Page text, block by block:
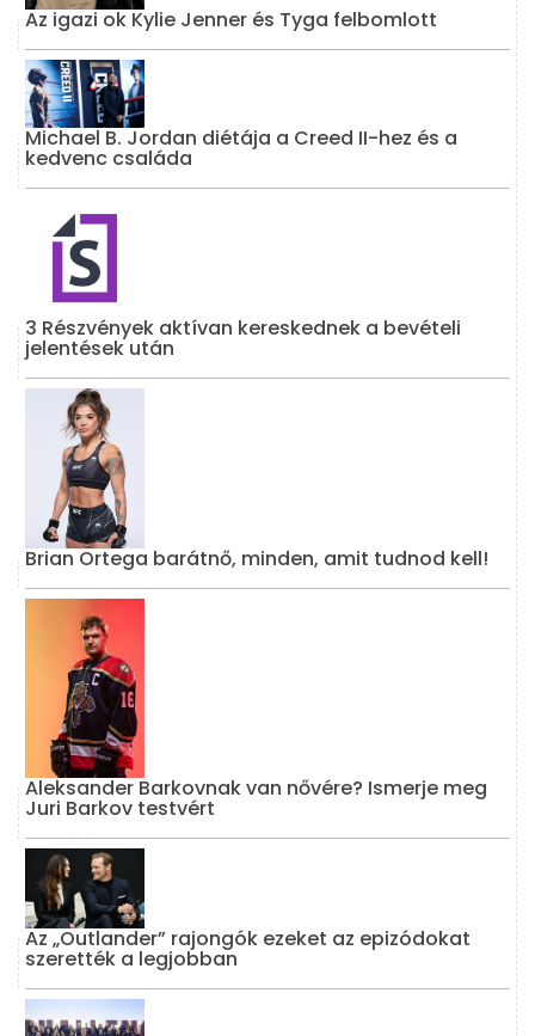
Az igazi ok Kylie Jenner és Tyga felbomlott
Michael B. Jordan diétája a Creed II-hez és a
kedvenc családa
3 Részvények aktívan kereskednek a bevételi
jelentések után
Brian Ortega barátnő, minden, amit tudnod kell!
Aleksander Barkovnak van nővére? Ismerje meg
Juri Barkov testvért
Az „Outlander” rajongók ezeket az epizódokat
szerették a legjobban